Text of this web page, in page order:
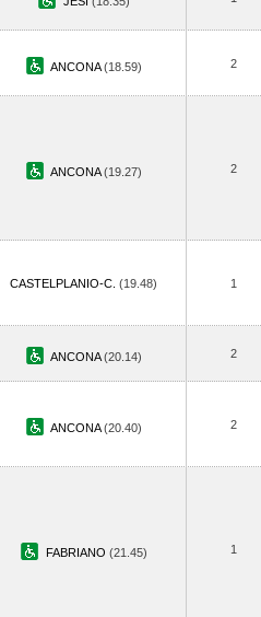
ANCONA(18.59) 2
ANCONA(19.27) 2
CASTELPLANIO-C. (19.48) 1
ANCONA(20.14) 2
ANCONA(20.40) 2
FABRIANO (21.45) 1